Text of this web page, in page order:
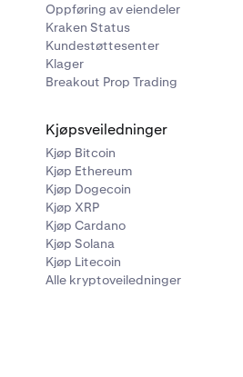
Oppføring av eiendeler
Kraken Status
Kundestøttesenter
Klager
Breakout Prop Trading
Kjøpsveiledninger
Kjøp Bitcoin
Kjøp Ethereum
Kjøp Dogecoin
Kjøp XRP
Kjøp Cardano
Kjøp Solana
Kjøp Litecoin
Alle kryptoveiledninger